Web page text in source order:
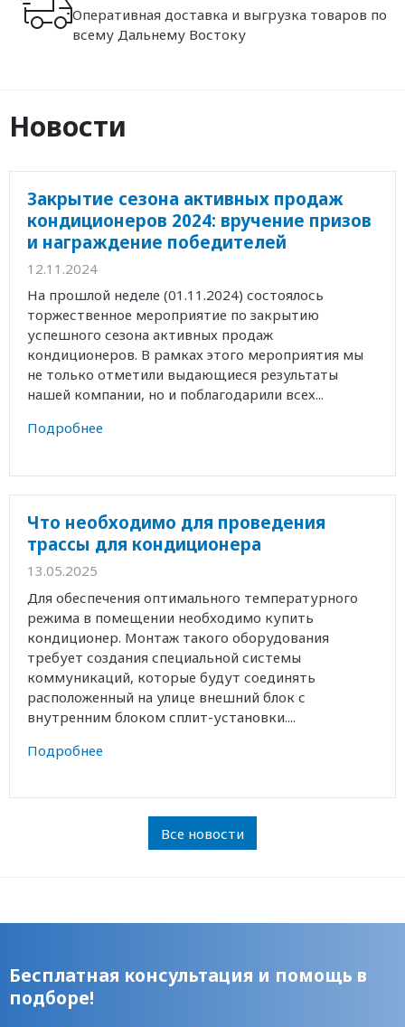
Оперативная доставка и выгрузка товаров по
всему Дальнему Востоку
Новости
Закрытие сезона активных продаж
кондиционеров 2024: вручение призов
и награждение победителей
12.11.2024
На прошлой неделе (01.11.2024) состоялось
торжественное мероприятие по закрытию
успешного сезона активных продаж
кондиционеров. В рамках этого мероприятия мы
не только отметили выдающиеся результаты
нашей компании, но и поблагодарили всех...
Подробнее
Что необходимо для проведения
трассы для кондиционера
13.05.2025
Для обеспечения оптимального температурного
режима в помещении необходимо купить
кондиционер. Монтаж такого оборудования
требует создания специальной системы
коммуникаций, которые будут соединять
расположенный на улице внешний блок с
внутренним блоком сплит-установки....
Подробнее
Все новости
Бесплатная консультация и помощь в
подборе!